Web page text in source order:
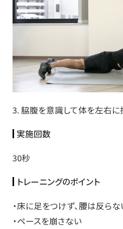
3. 脇腹を意識して体を左右に
実施回数
30秒
トレーニングのポイント
・床に足をつけず、腰は反ら
・ペースを崩さない